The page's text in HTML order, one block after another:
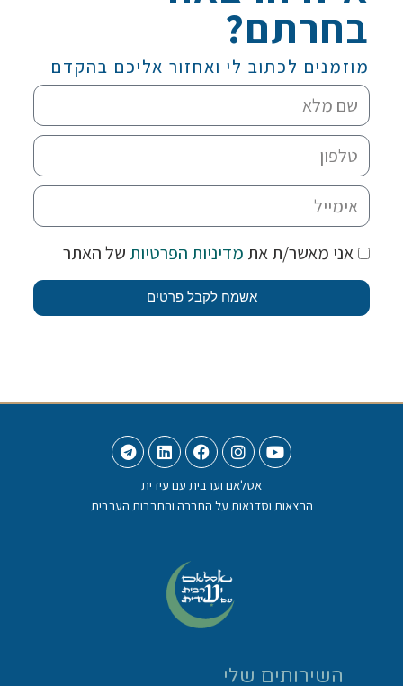
בחרתם?
מוזמנים לכתוב לי ואחזור אליכם בהקדם
אני מאשר/ת את מדיניות הפרטיות של האתר
אשמח לקבל פרטים
אסלאם וערבית עם עידית
הרצאות וסדנאות על החברה והתרבות הערבית
השירותים שלי